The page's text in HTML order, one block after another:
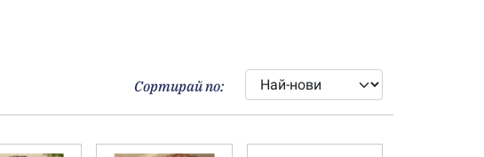
Сортирай по: